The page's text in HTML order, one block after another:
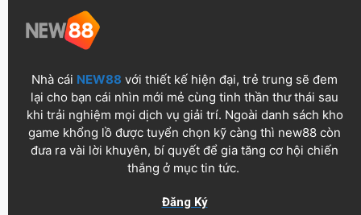
Nhà cái NEW88 với thiết kế hiện đại, trẻ trung sẽ đem
lại cho bạn cái nhìn mới mẻ cùng tinh thần thư thái sau
khi trải nghiệm mọi dịch vụ giải trí. Ngoài danh sách kho
game khổng lồ được tuyển chọn kỹ càng thì new88 còn
đưa ra vài lời khuyên, bí quyết để gia tăng cơ hội chiến
thắng ở mục tin tức.
Đăng Ký